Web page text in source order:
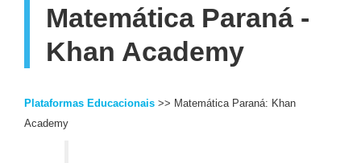
Matemática Paraná -
Khan Academy
Plataformas Educacionais >> Matemática Paraná: Khan
Academy